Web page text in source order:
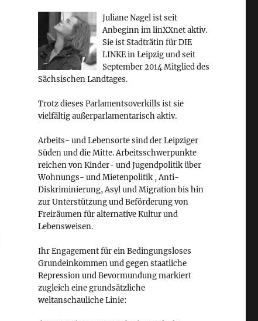
Juliane Nagel ist seit
Anbeginnim linXXnet aktiv.
Sie ist Stadträtin für DIE
LINKE in Leipzig und seit
September 2014 Mitglied des
Sächsischen Landtages.
Trotz dieses Parlamentsoverkills ist sie
vielfältig außerparlamentarisch aktiv.
Arbeits- und Lebensorte sind der Leipziger
Süden und die Mitte. Arbeitsschwerpunkte
reichen von Kinder- und Jugendpolitik über
Wohnungs- und Mietenpolitik , Anti-
Diskriminierung, Asyl und Migration bis hin
zur Unterstützung und Beförderung von
Freiräumen für alternative Kultur und
Lebensweisen.
Ihr Engagement für ein Bedingungsloses
Grundeinkommen und gegen staatliche
Repression und Bevormundung markiert
zugleich eine grundsätzliche
weltanschauliche Linie: